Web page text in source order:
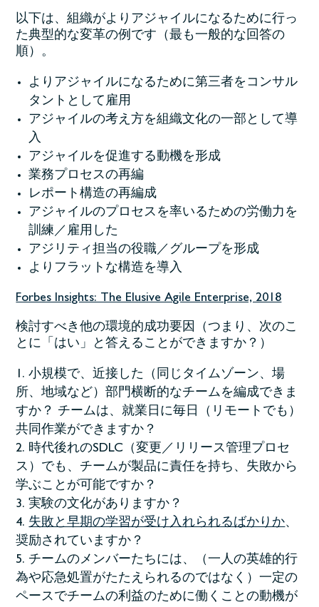
以下は、組織がよりアジャイルになるために行っ
た典型的な変革の例です（最も一般的な回答の
順）。
よりアジャイルになるために第三者をコンサル
タントとして雇用
アジャイルの考え方を組織文化の一部として導
入
アジャイルを促進する動機を形成
業務プロセスの再編
レポート構造の再編成
アジャイルのプロセスを率いるための労働力を
訓練／雇用した
アジリティ担当の役職／グループを形成
よりフラットな構造を導入
Forbes Insights: The Elusive Agile Enterprise, 2018
検討すべき他の環境的成功要因（つまり、次のこ
とに「はい」と答えることができますか？）
小規模で、近接した（同じタイムゾーン、場
所、地域など）部門横断的なチームを編成できま
すか？ チームは、就業日に毎日（リモートでも）
共同作業ができますか？
時代後れのSDLC（変更／リリース管理プロセ
ス）でも、チームが製品に責任を持ち、失敗から
学ぶことが可能ですか？
実験の文化がありますか？
失敗と早期の学習が受け入れられるばかりか、
奨励されていますか？
チームのメンバーたちには、（一人の英雄的行
為や応急処置がたたえられるのではなく）一定の
ペースでチームの利益のために働くことの動機が